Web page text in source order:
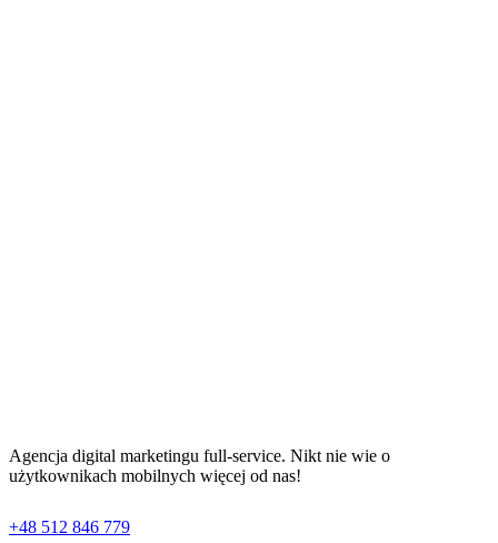
Agencja digital marketingu full-service. Nikt nie wie o
użytkownikach mobilnych więcej od nas!
+48 512 846 779